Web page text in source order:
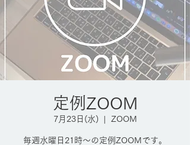
定例ZOOM
7月23日(水) ZOOM
毎週水曜日21時～の定例ZOOMです。